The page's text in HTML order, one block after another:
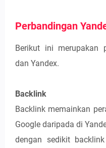
Perbandingan
Berikut ini merupakan
dan Yandex.
Backlink
Backlink memainkan
Google daripada di
dengan sedikit